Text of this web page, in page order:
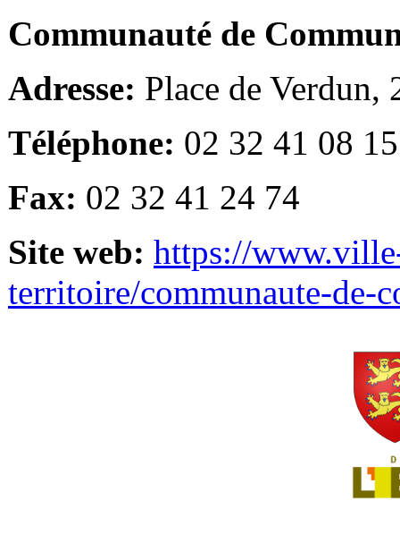
Communauté de
Adresse: Place de Verdun,
Téléphone: 02 32 41 08 15
Fax: 02 32 41 24 74
Site web: https://
territoire/communaute-de-